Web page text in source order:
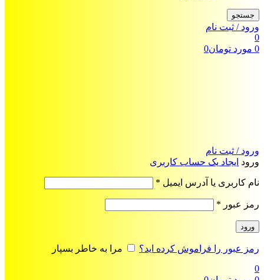
جستجو
ورود / ثبت نام
0
0 مورد تومان0
ورود / ثبت نام
ورود ایجاد یک حساب کاربری
نام کاربری یا آدرس ایمیل *
رمز عبور *
ورود
رمز عبور را فراموش کرده اید؟
مرا به خاطر بسپار
0